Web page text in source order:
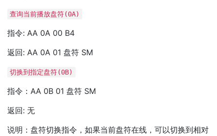
查询当前播放盘符(0A)
指令: AA 0A 00 B4
返回: AA 0A 01 盘符 SM
切换到指定盘符(0B)
指令：AA 0B 01 盘符 SM
返回: 无
说明：盘符切换指令，如果当前盘符在线，可以切换到相对